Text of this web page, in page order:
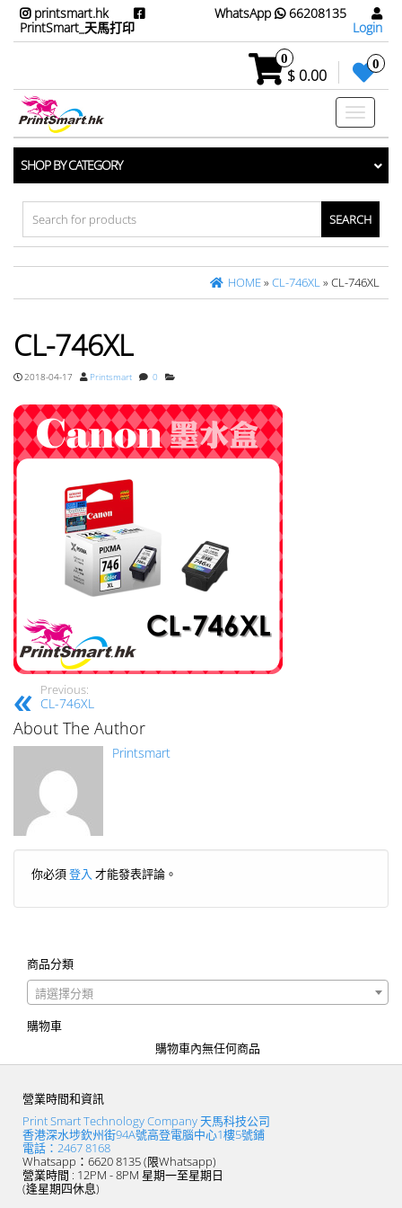
printsmart.hk
PrintSmart_天馬打印
WhatsApp
66208135
Login
0
$ 0.00
0
Toggle
SHOP BY CATEGORY
Search
for:
HOME»CL-746XL » CL-746XL
CL-746XL
2018-04-17 Printsmart 0
Previous:
CL-746XL
About The Author
Printsmart
你必須登入 才能發表評論。
商品分類
請選擇分類
購物車
購物車內無任何商品
營業時間和資訊
Print Smart Technology Company 天馬科技公司
香港深水埗欽州街94A號高登電腦中心1樓5號鋪
電話：2467 8168
Whatsapp：6620 8135 (限Whatsapp)
營業時間 : 12PM - 8PM 星期一至星期日
(逢星期四休息)